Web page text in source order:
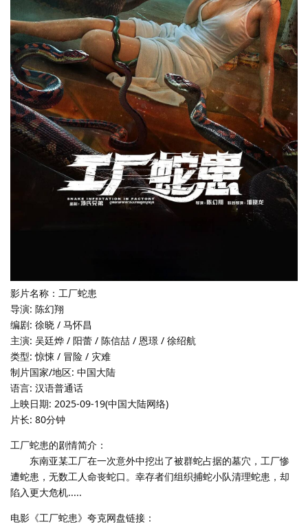
影片名称：工厂蛇患
导演: 陈幻翔
编剧: 徐晓 / 马怀昌
主演: 吴廷烨 / 阳蕾 / 陈信喆 / 恩璟 / 徐绍航
类型: 惊悚 / 冒险 / 灾难
制片国家/地区: 中国大陆
语言: 汉语普通话
上映日期: 2025-09-19(中国大陆网络)
片长: 80分钟
工厂蛇患的剧情简介：
东南亚某工厂在一次意外中挖出了被群蛇占据的墓穴，工厂惨
遭蛇患，无数工人命丧蛇口。幸存者们组织捕蛇小队清理蛇患，却
陷入更大危机.....
电影《工厂蛇患》夸克网盘链接：